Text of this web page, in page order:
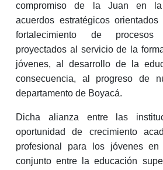
compromiso de la Juan en la
acuerdos estratégicos
fortalecimiento de procesos
proyectados al servicio de la
jóvenes, al desarrollo de la
consecuencia, al progreso de
departamento de Boyacá.
Dicha alianza entre las
oportunidad de crecimiento
profesional para los jóvenes
conjunto entre la educación